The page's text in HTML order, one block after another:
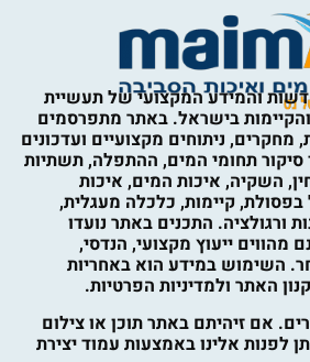
והמידע המקצועי של תעשיית
בישראל. באתר מתפרסמים
מחקרים, ניתוחים מקצועיים ועדכונים
תחומי המים, ההתפלה, תשתיות
השקיה, איכות המים, איכות
בפסולת, קיימות, כלכלה מעגלית,
ורגולציה. התכנים באתר נועדו
מהווים ייעוץ מקצועי, הנדסי,
השימוש במידע הוא באחריות
האתר ולמדיניות הפרטיות.
אם זיהיתם באתר תוכן או צילום
לפנות אלינו באמצעות עמוד יצירת